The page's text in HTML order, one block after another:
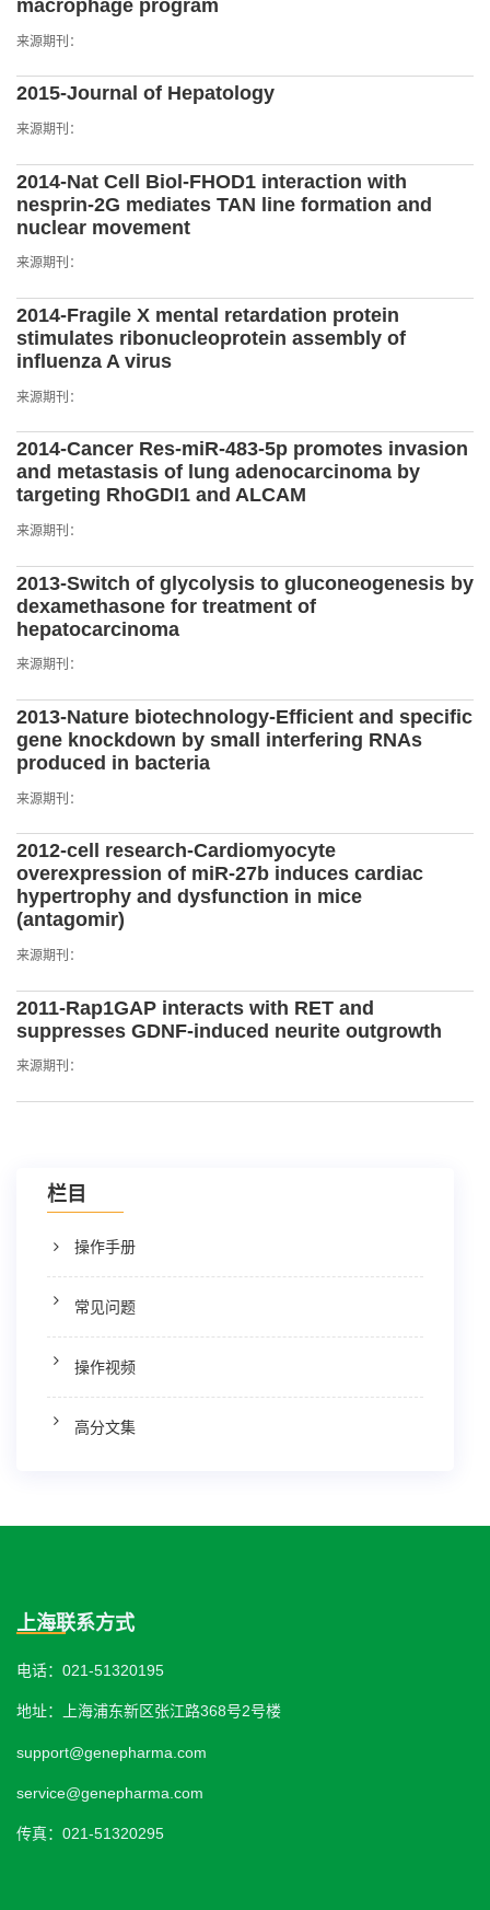
macrophage program
来源期刊：
2015-Journal of Hepatology
来源期刊：
2014-Nat Cell Biol-FHOD1 interaction with
nesprin-2G mediates TAN line formation and
nuclear movement
来源期刊：
2014-Fragile X mental retardation protein
stimulates ribonucleoprotein assembly of
influenza A virus
来源期刊：
2014-Cancer Res-miR-483-5p promotes invasion
and metastasis of lung adenocarcinoma by
targeting RhoGDI1 and ALCAM
来源期刊：
2013-Switch of glycolysis to gluconeogenesis by
dexamethasone for treatment of
hepatocarcinoma
来源期刊：
2013-Nature biotechnology-Efficient and specific
gene knockdown by small interfering RNAs
produced in bacteria
来源期刊：
2012-cell research-Cardiomyocyte
overexpression of miR-27b induces cardiac
hypertrophy and dysfunction in mice
(antagomir)
来源期刊：
2011-Rap1GAP interacts with RET and
suppresses GDNF-induced neurite outgrowth
来源期刊：
栏目
操作手册
常见问题
操作视频
高分文集
上海联系方式
电话：021-51320195
地址：上海浦东新区张江路368号2号楼
support@genepharma.com
service@genepharma.com
传真：021-51320295